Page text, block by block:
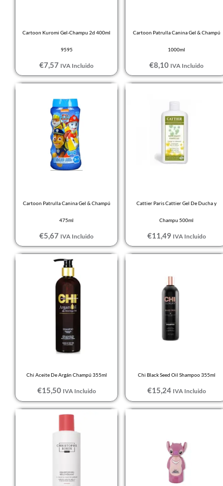
Cartoon Kuromi Gel-Champu 2d 400ml
9595
€7,57 IVA Incluido
Cartoon Patrulla Canina Gel & Champú
1000ml
€8,10 IVA Incluido
Cartoon Patrulla Canina Gel & Champú
475ml
€5,67 IVA Incluido
Cattier Paris Cattier Gel De Ducha y
Champu 500ml
€11,49 IVA Incluido
Chi Aceite De Argán Champú 355ml
€15,50 IVA Incluido
Chi Black Seed Oil Shampoo 355ml
€15,24 IVA Incluido